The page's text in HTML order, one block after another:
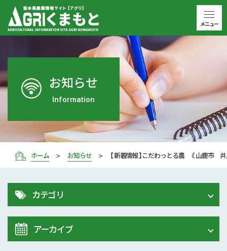
お知らせ
Information
ホーム お知らせ 【 新着情報 】こだわっとる農 《 山鹿市
カテゴリ
令和8年 熊本地震関連情報
アーカイブ
メニュー